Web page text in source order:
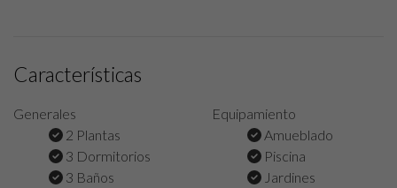
Características
Generales
2 Plantas
3 Dormitorios
3 Baños
Equipamiento
Amueblado
Piscina
Jardines